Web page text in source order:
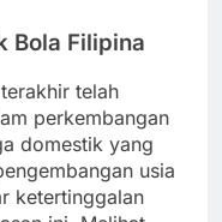
Bola Filipina
telah
perkembangan
domestik yang
usia
ketertinggalan